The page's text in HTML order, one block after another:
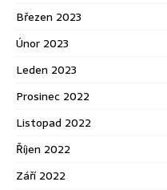
Březen 2023
Únor 2023
Leden 2023
Prosinec 2022
Listopad 2022
Říjen 2022
Září 2022